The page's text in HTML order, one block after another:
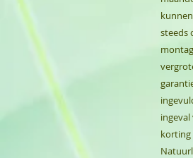
steeds
korting